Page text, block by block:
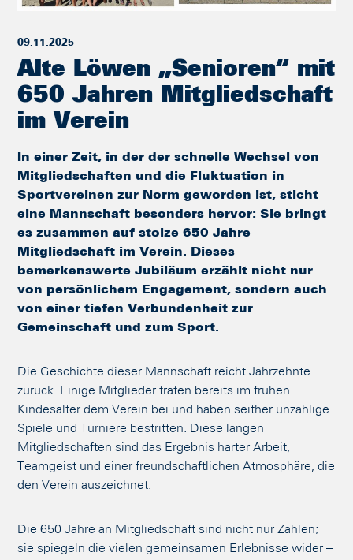
09.11.2025
Alte Löwen „Senioren“ mit
650 Jahren Mitgliedschaft
im Verein
In einer Zeit, in der der schnelle Wechsel von
Mitgliedschaften und die Fluktuation in
Sportvereinen zur Norm geworden ist, sticht
eine Mannschaft besonders hervor: Sie bringt
es zusammen auf stolze 650 Jahre
Mitgliedschaft im Verein. Dieses
bemerkenswerte Jubiläum erzählt nicht nur
von persönlichem Engagement, sondern auch
von einer tiefen Verbundenheit zur
Gemeinschaft und zum Sport.
Die Geschichte dieser Mannschaft reicht Jahrzehnte
zurück. Einige Mitglieder traten bereits im frühen
Kindesalter dem Verein bei und haben seither unzählige
Spiele und Turniere bestritten. Diese langen
Mitgliedschaften sind das Ergebnis harter Arbeit,
Teamgeist und einer freundschaftlichen Atmosphäre, die
den Verein auszeichnet.
Die 650 Jahre an Mitgliedschaft sind nicht nur Zahlen;
sie spiegeln die vielen gemeinsamen Erlebnisse wider –